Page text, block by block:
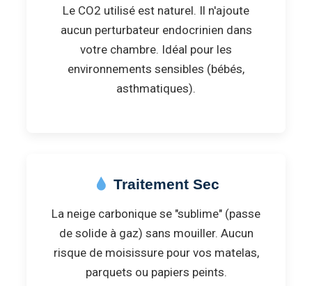
Le CO2 utilisé est naturel. Il n'ajoute
aucun perturbateur endocrinien dans
votre chambre. Idéal pour les
environnements sensibles (bébés,
asthmatiques).
Traitement Sec
La neige carbonique se "sublime" (passe
de solide à gaz) sans mouiller. Aucun
risque de moisissure pour vos matelas,
parquets ou papiers peints.